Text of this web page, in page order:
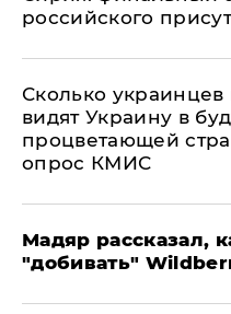
российского
Сколько украинцев
видят Украину в
процветающей
опрос КМИС
Мадяр рассказал,
"добивать"